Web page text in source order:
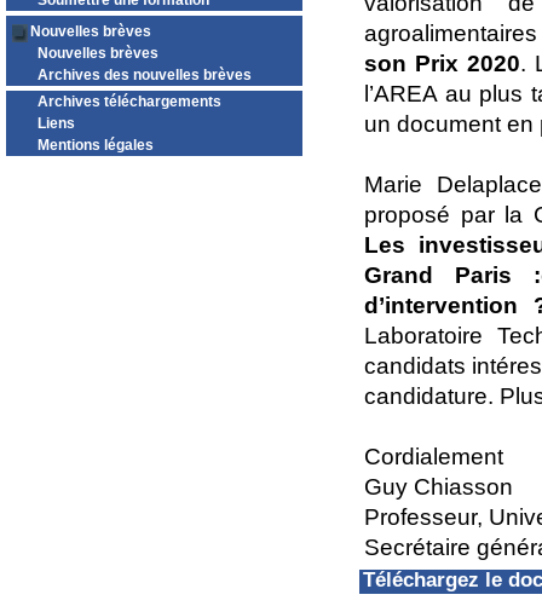
Nouvelles brèves
Nouvelles brèves
Archives des nouvelles brèves
Archives téléchargements
Liens
Mentions légales
son Prix 2020.
l’AREA au
un document en
Marie
proposé par la
Les
Grand Paris
d’intervention
Laboratoire
candidats
candidature.
Cordialement
Guy Chiasson
Professeur,
Secrétaire
Téléchargez le